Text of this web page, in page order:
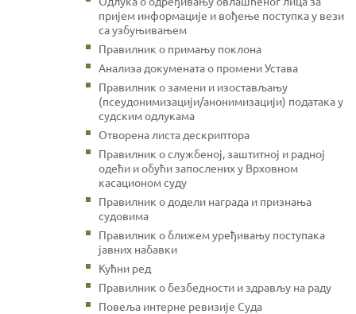
пријем информације и вођење поступка у вези
са узбуњивањем
Правилник о примању поклона
Анализа докумената о промени Устава
Правилник о замени и изостављању
(псеудонимизацији/анонимизацији) података у
судским одлукама
Отворена листа дескриптора
Правилник о службеној, заштитној и радној
одећи и обући запослених у Врховном
касационом суду
Правилник о додели награда и признања
судовима
Правилник о ближем уређивању поступака
јавних набавки
Кућни ред
Правилник о безбедности и здрављу на раду
Повеља интерне ревизије Суда